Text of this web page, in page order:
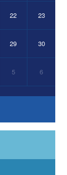
22 23
29 30
5 6